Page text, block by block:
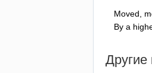
Moved
By a
Другие